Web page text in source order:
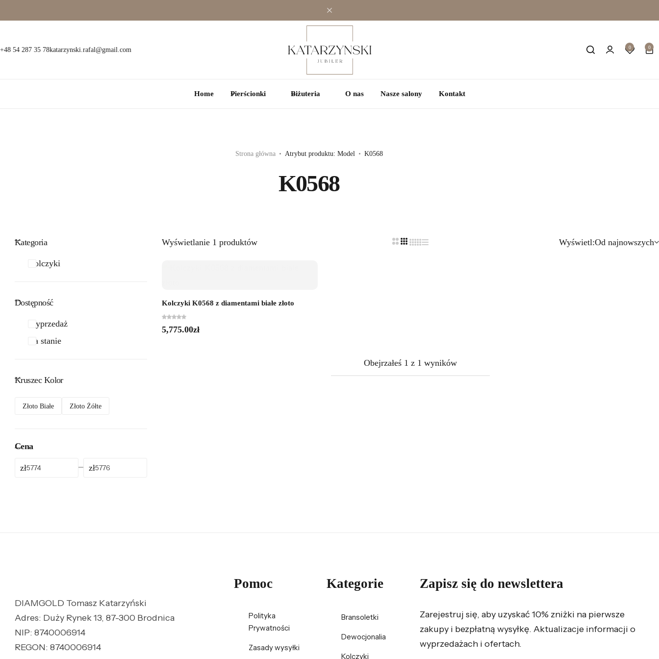
+48 54 287 35 78katarzynski.rafal@gmail.com 0 0
Home Pierścionki Biżuteria O nas Nasze salony Kontakt
Strona główna Atrybut produktu: Model K0568
K0568
Wyświetlanie 1 produktów Wyświetl:Od najnowszych
Kolczyki K0568 z diamentami białe złoto
5,775.00zł
Obejrzałeś 1 z 1 wyników
Kategoria
Kolczyki
Dostępność
Wyprzedaż
Na stanie
Kruszec Kolor
Złoto Białe Złoto Żółte
Cena
zł zł
DIAMGOLD Tomasz Katarzyński
Adres: Duży Rynek 13, 87-300 Brodnica
NIP: 8740006914
REGON: 8740006914
Pomoc
Polityka
Prywatności
Zasady wysyłki
Kategorie
Bransoletki
Dewocjonalia
Kolczyki
Zapisz się do newslettera
Zarejestruj się, aby uzyskać 10% zniżki na pierwsze
zakupy i bezpłatną wysyłkę. Aktualizacje informacji o
wyprzedażach i ofertach.